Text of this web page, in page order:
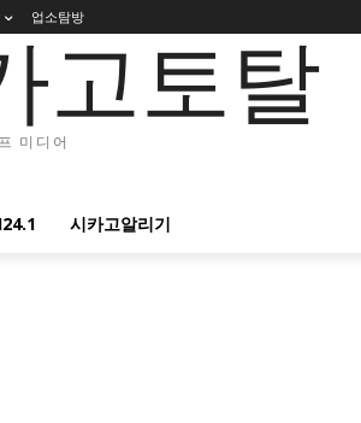
업소탐방
고토탈
미디어
시카고알리기